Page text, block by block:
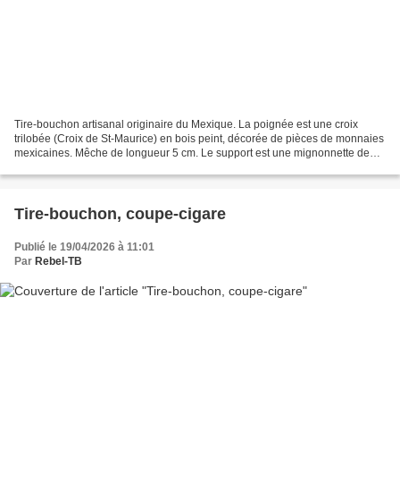
Tire-bouchon artisanal originaire du Mexique. La poignée est une croix
trilobée (Croix de St-Maurice) en bois peint, décorée de pièces de monnaies
mexicaines. Mêche de longueur 5 cm. Le support est une mignonnette de
Tire-bouchon, coupe-cigare
Publié le 19/04/2026 à 11:01
Par Rebel-TB